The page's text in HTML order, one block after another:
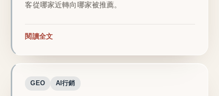
客從哪家近轉向哪家被推薦。
閱讀全文
GEO AI行銷